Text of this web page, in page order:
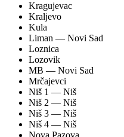
Kragujevac
Kraljevo
Kula
Liman — Novi Sad
Loznica
Lozovik
MB — Novi Sad
Mrčajevci
Niš 1 — Niš
Niš 2 — Niš
Niš 3 — Niš
Niš 4 — Niš